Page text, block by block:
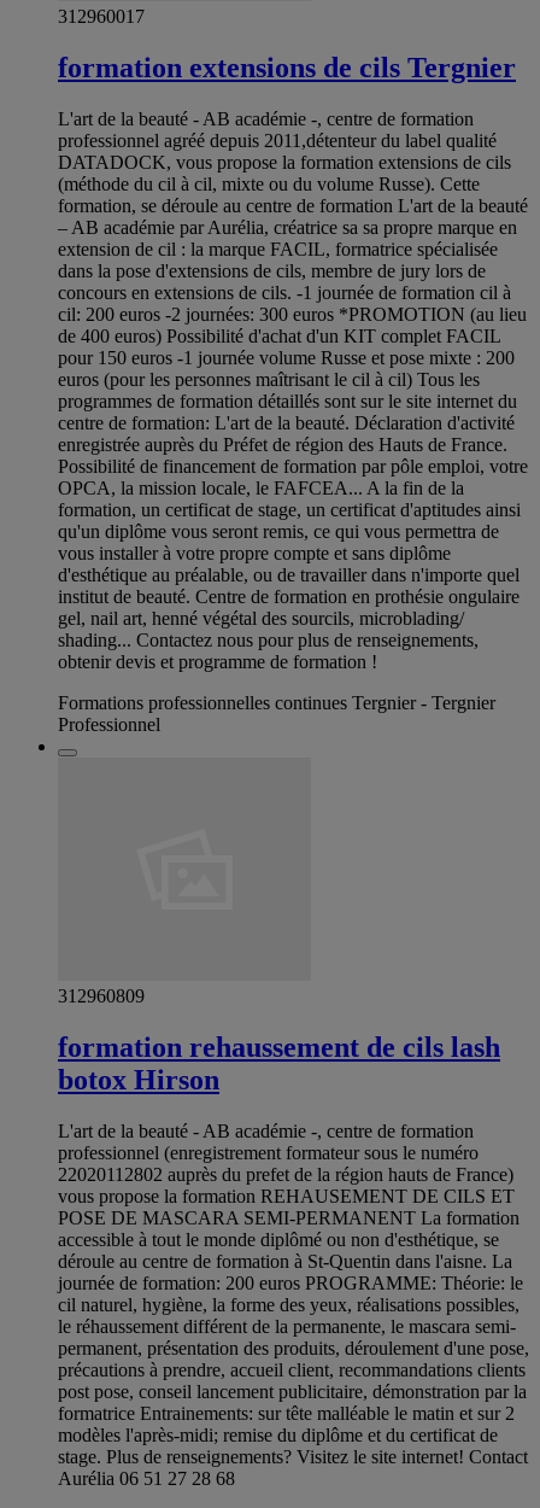
312960017
formation extensions de cils Tergnier
L'art de la beauté - AB académie -, centre de formation
professionnel agréé depuis 2011,détenteur du label qualité
DATADOCK, vous propose la formation extensions de cils
(méthode du cil à cil, mixte ou du volume Russe). Cette
formation, se déroule au centre de formation L'art de la beauté
– AB académie par Aurélia, créatrice sa sa propre marque en
extension de cil : la marque FACIL, formatrice spécialisée
dans la pose d'extensions de cils, membre de jury lors de
concours en extensions de cils. -1 journée de formation cil à
cil: 200 euros -2 journées: 300 euros *PROMOTION (au lieu
de 400 euros) Possibilité d'achat d'un KIT complet FACIL
pour 150 euros -1 journée volume Russe et pose mixte : 200
euros (pour les personnes maîtrisant le cil à cil) Tous les
programmes de formation détaillés sont sur le site internet du
centre de formation: L'art de la beauté. Déclaration d'activité
enregistrée auprès du Préfet de région des Hauts de France.
Possibilité de financement de formation par pôle emploi, votre
OPCA, la mission locale, le FAFCEA... A la fin de la
formation, un certificat de stage, un certificat d'aptitudes ainsi
qu'un diplôme vous seront remis, ce qui vous permettra de
vous installer à votre propre compte et sans diplôme
d'esthétique au préalable, ou de travailler dans n'importe quel
institut de beauté. Centre de formation en prothésie ongulaire
gel, nail art, henné végétal des sourcils, microblading/
shading... Contactez nous pour plus de renseignements,
obtenir devis et programme de formation !
Formations professionnelles continues Tergnier - Tergnier
Professionnel
312960809
formation rehaussement de cils lash
botox Hirson
L'art de la beauté - AB académie -, centre de formation
professionnel (enregistrement formateur sous le numéro
22020112802 auprès du prefet de la région hauts de France)
vous propose la formation REHAUSEMENT DE CILS ET
POSE DE MASCARA SEMI-PERMANENT La formation
accessible à tout le monde diplômé ou non d'esthétique, se
déroule au centre de formation à St-Quentin dans l'aisne. La
journée de formation: 200 euros PROGRAMME: Théorie: le
cil naturel, hygiène, la forme des yeux, réalisations possibles,
le réhaussement différent de la permanente, le mascara semi-
permanent, présentation des produits, déroulement d'une pose,
précautions à prendre, accueil client, recommandations clients
post pose, conseil lancement publicitaire, démonstration par la
formatrice Entrainements: sur tête malléable le matin et sur 2
modèles l'après-midi; remise du diplôme et du certificat de
stage. Plus de renseignements? Visitez le site internet! Contact
Aurélia 06 51 27 28 68